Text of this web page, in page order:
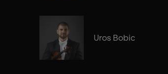
Uros Bobic